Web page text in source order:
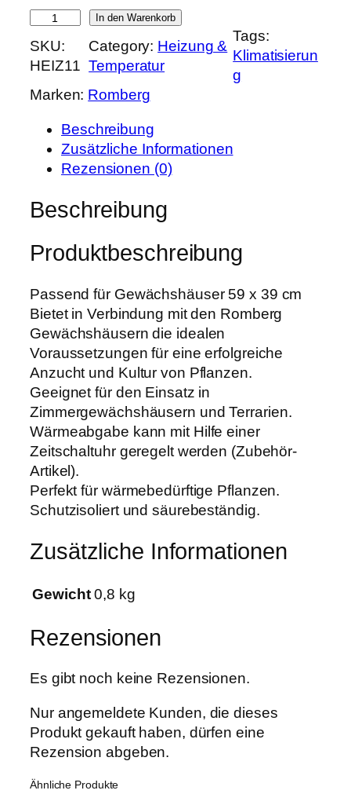
h
e
P
i
s
w
r
4
9
,
9
5
€
e
i
s
i
s
:
3
9
9
€
o
m
e
z
a
t
e
X
X
L
5
5
×
3
5
c
m
0
a
t
M
n
g
e
In den Warenkorb
SKU:
HEIZ11
Category: Heizung &
Temperatur
Tags:
Klimatisierun
g
Marken: Romberg
Beschreibung
Zusätzliche Informationen
Rezensionen (0)
Beschreibung
Produktbeschreibung
Passend für Gewächshäuser 59 x 39 cm
Bietet in Verbindung mit den Romberg
Gewächshäusern die idealen
Voraussetzungen für eine erfolgreiche
Anzucht und Kultur von Pflanzen.
Geeignet für den Einsatz in
Zimmergewächshäusern und Terrarien.
Wärmeabgabe kann mit Hilfe einer
Zeitschaltuhr geregelt werden (Zubehör-
Artikel).
Perfekt für wärmebedürftige Pflanzen.
Schutzisoliert und säurebeständig.
Zusätzliche Informationen
Gewicht 0,8 kg
Rezensionen
Es gibt noch keine Rezensionen.
Nur angemeldete Kunden, die dieses
Produkt gekauft haben, dürfen eine
Rezension abgeben.
Ähnliche Produkte